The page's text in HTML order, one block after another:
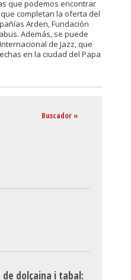
que podemos encontrar
completan la oferta del
Arden, Fundación
Además, se puede
de Jazz, que
en la ciudad del Papa
Buscador »
de dolçaina i tabal: